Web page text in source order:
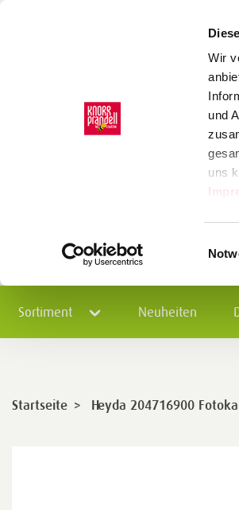
Wir
und
uns
Sortiment Neuheiten
Startseite > Heyda 204716900